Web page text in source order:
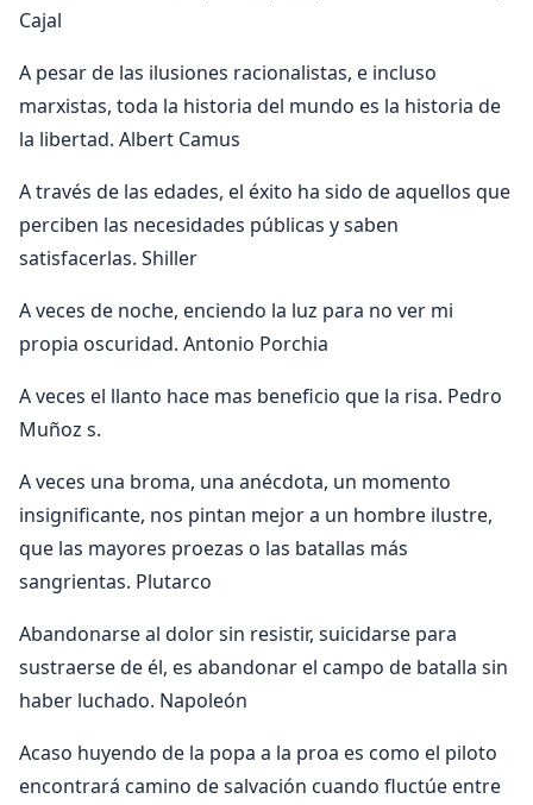
Cajal
A pesar de las ilusiones racionalistas, e incluso
marxistas, toda la historia del mundo es la historia de
la libertad. Albert Camus
A través de las edades, el éxito ha sido de aquellos que
perciben las necesidades públicas y saben
satisfacerlas. Shiller
A veces de noche, enciendo la luz para no ver mi
propia oscuridad. Antonio Porchia
A veces el llanto hace mas beneficio que la risa. Pedro
Muñoz s.
A veces una broma, una anécdota, un momento
insignificante, nos pintan mejor a un hombre ilustre,
que las mayores proezas o las batallas más
sangrientas. Plutarco
Abandonarse al dolor sin resistir, suicidarse para
sustraerse de él, es abandonar el campo de batalla sin
haber luchado. Napoleón
Acaso huyendo de la popa a la proa es como el piloto
encontrará camino de salvación cuando fluctúe entre